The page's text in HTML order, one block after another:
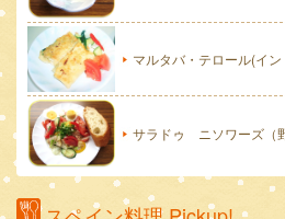
マルタバ・テロール(イ
サラドゥ ニソワーズ（